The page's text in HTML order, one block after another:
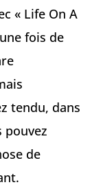
« Life On A
fois de
tendu, dans
pouvez
de